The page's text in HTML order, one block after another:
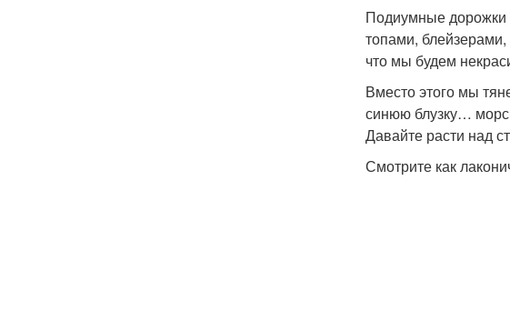
Подиумные дорожки
топами,
что мы будем
Вместо этого мы
синюю блузку…
Давайте расти над
Смотрите как